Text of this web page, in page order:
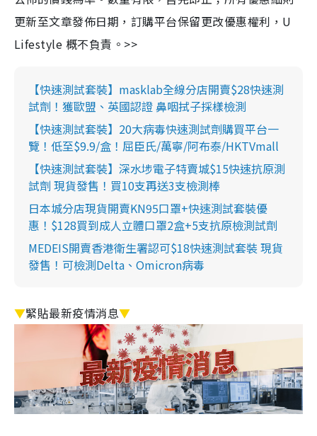
更新至文章發佈日期，訂購平台保留更改優惠權利，U
Lifestyle 概不負責。>>
【快速測試套裝】masklab全線分店開賣$28快速測
試劑！獲歐盟、英國認證 鼻咽拭子採樣檢測
【快速測試套裝】20大病毒快速測試劑購買平台一
覽！低至$9.9/盒！屈臣氏/萬寧/阿布泰/HKTVmall
【快速測試套裝】深水埗電子特賣城$15快速抗原測
試劑 現貨發售！買10支再送3支檢測棒
日本城分店現貨開賣KN95口罩+快速測試套裝優
惠！$128買到成人立體口罩2盒+5支抗原檢測試劑
MEDEIS開賣香港衛生署認可$18快速測試套裝 現貨
發售！可檢測Delta、Omicron病毒
▼緊貼最新疫情消息▼